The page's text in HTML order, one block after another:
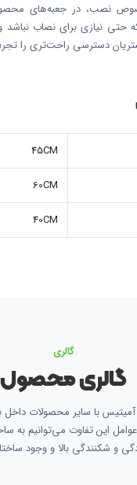
نصب، در جعبه‌های
حتی نیازی برای نصاب
دسترسی راحت‌تری را
45CM
60CM
40CM
گالری
گالری محصول
با سایر محصولات داخل
این تفاوت می‌توانیم به
و شکنندگی بالا و وجود